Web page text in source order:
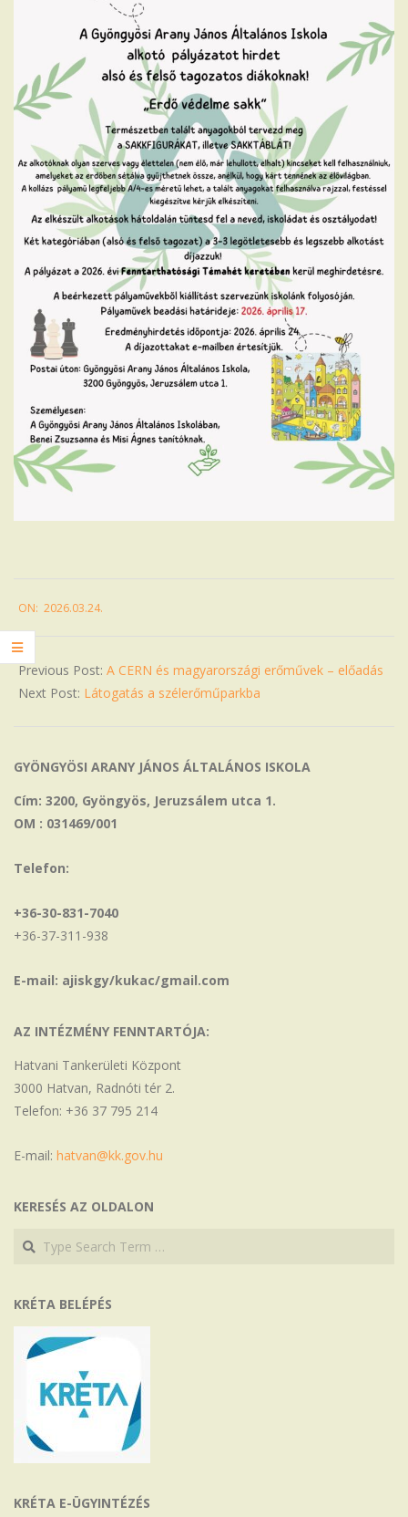
Iskola
03-
24
ON: 2026.03.24.
Previous Post: A CERN és magyarországi erőművek – előadás
Next Post: Látogatás a szélerőműparkba
GYÖNGYÖSI ARANY JÁNOS ÁLTALÁNOS ISKOLA
Cím: 3200, Gyöngyös, Jeruzsálem utca 1.
OM : 031469/001
Telefon:
+36-30-831-7040
+36-37-311-938
E-mail: ajiskgy/kukac/gmail.com
AZ INTÉZMÉNY FENNTARTÓJA:
Hatvani Tankerületi Központ
3000 Hatvan, Radnóti tér 2.
Telefon: +36 37 795 214
E-mail: hatvan@kk.gov.hu
KERESÉS AZ OLDALON
Search
Search
KRÉTA BELÉPÉS
KRÉTA E-ÜGYINTÉZÉS